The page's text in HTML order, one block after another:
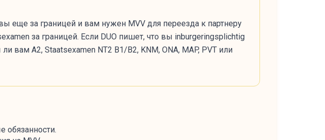
еще за границей и вам нужен MVV для переезда к партнеру
за границей. Если DUO пишет, что вы inburgeringsplichtig
вам A2, Staatsexamen NT2 B1/B2, KNM, ONA, MAP, PVT или
обязанности.